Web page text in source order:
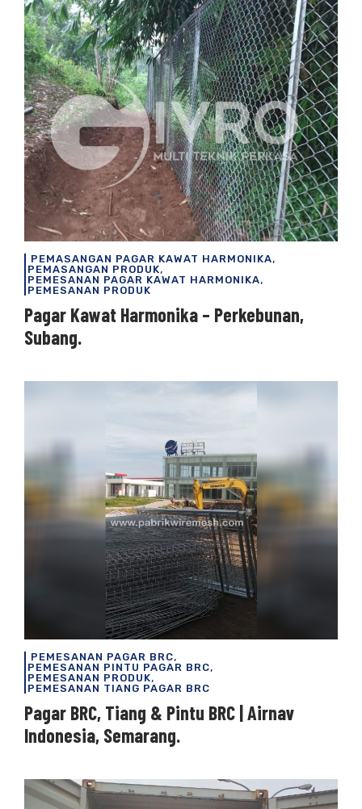
PEMASANGAN PAGAR KAWAT HARMONIKA,
PEMASANGAN PRODUK,
PEMESANAN PAGAR KAWAT HARMONIKA,
PEMESANAN PRODUK
Pagar Kawat Harmonika – Perkebunan,
Subang.
PEMESANAN PAGAR BRC,
PEMESANAN PINTU PAGAR BRC,
PEMESANAN PRODUK,
PEMESANAN TIANG PAGAR BRC
Pagar BRC, Tiang & Pintu BRC | Airnav
Indonesia, Semarang.